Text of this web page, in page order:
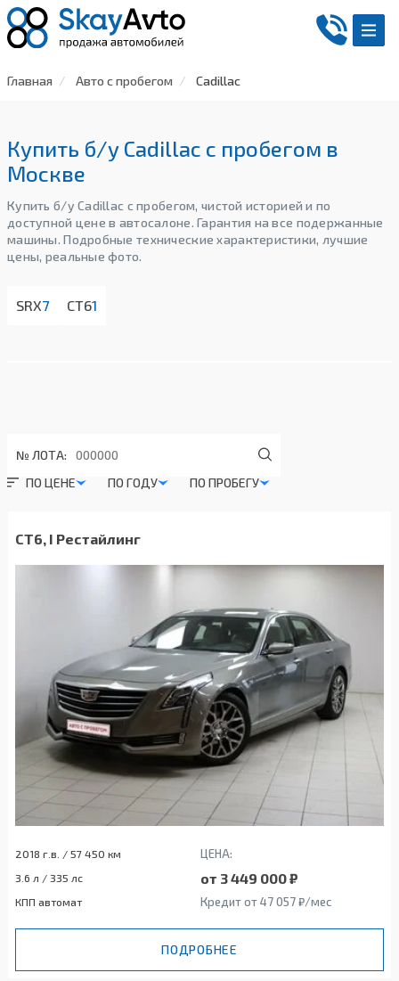
Главная Авто с пробегом Cadillac
Купить б/у Cadillac с пробегом в
Москве
Купить б/у Cadillac с пробегом, чистой историей и по
доступной цене в автосалоне. Гарантия на все подержанные
машины. Подробные технические характеристики, лучшие
цены, реальные фото.
SRX7 CT61
№ ЛОТА:
ПО ЦЕНЕ
ПО ГОДУ ПО ПРОБЕГУ
CT6, I Рестайлинг
2018 г.в. / 57 450 км ЦЕНА:
3.6 л / 335 лс от 3 449 000 ₽
КПП автомат Кредит от 47 057 ₽/мес
ПОДРОБНЕЕ